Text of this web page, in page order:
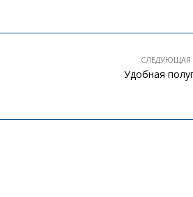
СЛЕДУЮЩАЯ
Удобная